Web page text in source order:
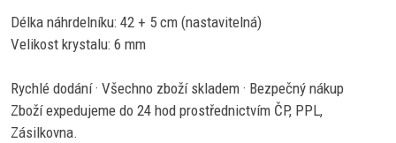
Délka náhrdelníku: 42 + 5 cm (nastavitelná)
Velikost krystalu: 6 mm
Rychlé dodání · Všechno zboží skladem · Bezpečný nákup
Zboží expedujeme do 24 hod prostřednictvím ČP, PPL,
Zásilkovna.